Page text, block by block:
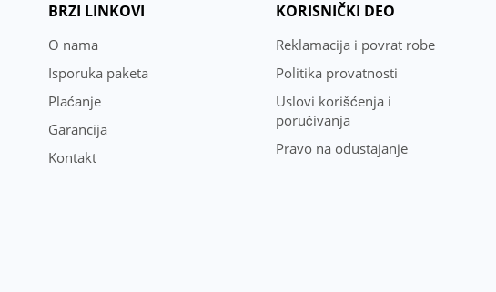
BRZI LINKOVI
O nama
Isporuka paketa
Plaćanje
Garancija
Kontakt
KORISNIČKI DEO
Reklamacija i povrat robe
Politika provatnosti
Uslovi korišćenja i
poručivanja
Pravo na odustajanje